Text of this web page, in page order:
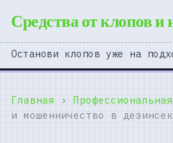
Средства от клопов
Останови клопов уже на
Главная ›
и мошенничество в